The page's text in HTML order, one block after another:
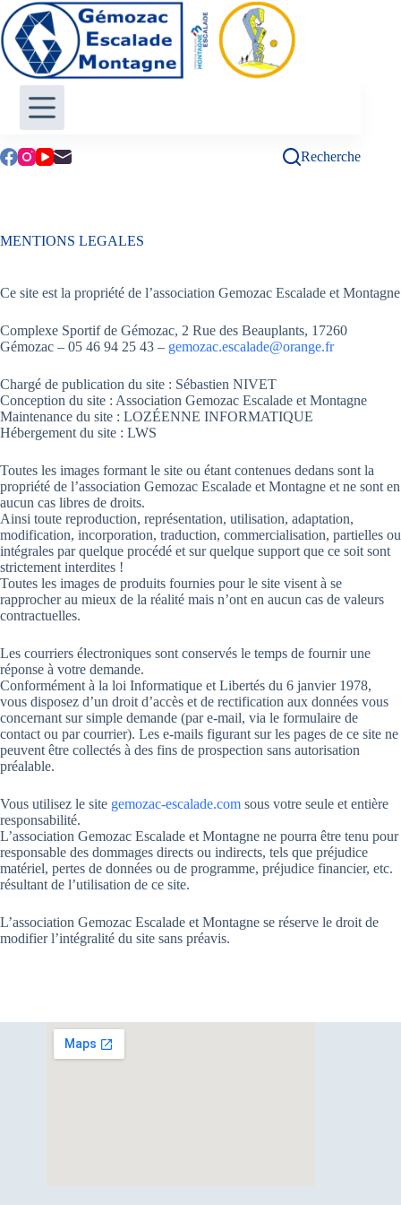
Passer
au
contenu
Recherche
MENTIONS LEGALES
Ce site est la propriété de l’association Gemozac Escalade et Montagne
Complexe Sportif de Gémozac, 2 Rue des Beauplants, 17260
Gémozac – 05 46 94 25 43 – gemozac.escalade@orange.fr
Chargé de publication du site : Sébastien NIVET
Conception du site : Association Gemozac Escalade et Montagne
Maintenance du site : LOZÉENNE INFORMATIQUE
Hébergement du site : LWS
Toutes les images formant le site ou étant contenues dedans sont la
propriété de l’association Gemozac Escalade et Montagne et ne sont en
aucun cas libres de droits.
Ainsi toute reproduction, représentation, utilisation, adaptation,
modification, incorporation, traduction, commercialisation, partielles ou
intégrales par quelque procédé et sur quelque support que ce soit sont
strictement interdites !
Toutes les images de produits fournies pour le site visent à se
rapprocher au mieux de la réalité mais n’ont en aucun cas de valeurs
contractuelles.
Les courriers électroniques sont conservés le temps de fournir une
réponse à votre demande.
Conformément à la loi Informatique et Libertés du 6 janvier 1978,
vous disposez d’un droit d’accès et de rectification aux données vous
concernant sur simple demande (par e-mail, via le formulaire de
contact ou par courrier). Les e-mails figurant sur les pages de ce site ne
peuvent être collectés à des fins de prospection sans autorisation
préalable.
Vous utilisez le site gemozac-escalade.com sous votre seule et entière
responsabilité.
L’association Gemozac Escalade et Montagne ne pourra être tenu pour
responsable des dommages directs ou indirects, tels que préjudice
matériel, pertes de données ou de programme, préjudice financier, etc.
résultant de l’utilisation de ce site.
L’association Gemozac Escalade et Montagne se réserve le droit de
modifier l’intégralité du site sans préavis.